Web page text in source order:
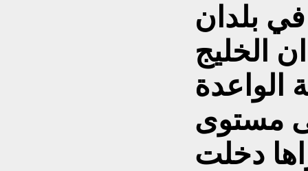
بلدان
الخليج
الواعدة
مستوى
دخلت